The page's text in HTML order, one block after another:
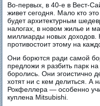
Во-первых, в 40-е в Вест-
живет сегодня. Мало кто
будет архитектурным
налогах, в новом жилье и
миллиарды новых доходов.
противостоит этому на
Они борются ради самой
предложи я разбить парк
боролись. Они эгоистично
хотят ни с кем делиться. А
Рокфеллера — особенно
куплена Mitsubishi.